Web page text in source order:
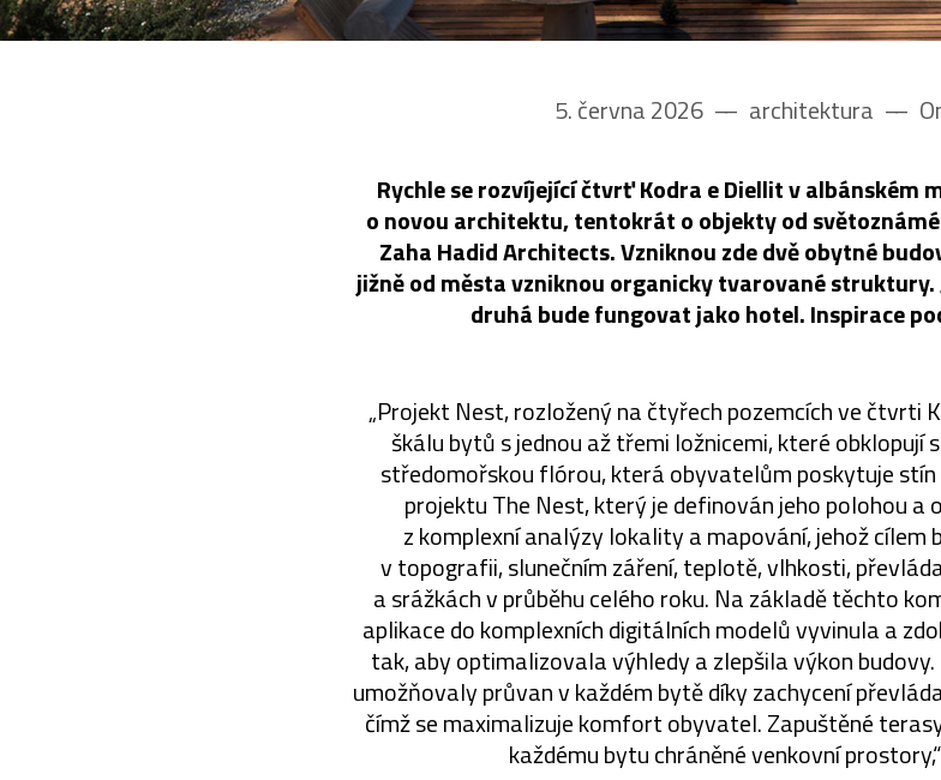
5. června 2026 –– architektura ––
Rychle se rozvíjející čtvrť Kodra e Diellit v albánském
o novou architektu, tentokrát o objekty od
Zaha Hadid Architects. Vzniknou zde dvě obytné
jižně od města vzniknou organicky tvarované
druhá bude fungovat jako hotel. Inspirace
„Projekt Nest, rozložený na čtyřech pozemcích ve čtvrti
škálu bytů s jednou až třemi ložnicemi, které obklopují
středomořskou flórou, která obyvatelům poskytuje stín
projektu The Nest, který je definován jeho polohou a
z komplexní analýzy lokality a mapování, jehož
v topografii, slunečním záření, teplotě, vlhkosti,
a srážkách v průběhu celého roku. Na základě těchto
aplikace do komplexních digitálních modelů vyvinula a
tak, aby optimalizovala výhledy a zlepšila výkon
umožňovaly průvan v každém bytě díky zachycení
čímž se maximalizuje komfort obyvatel. Zapuštěné
každému bytu chráněné venkovní